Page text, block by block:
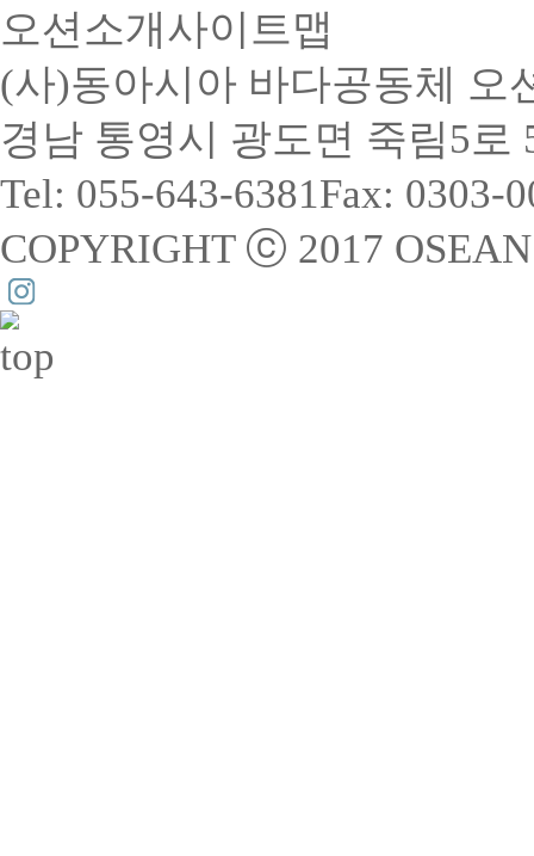
오션소개 사이트맵
(사)동아시아 바다공동체 오
경남 통영시 광도면 죽림5로
Tel: 055-643-6381Fax: 0303-
COPYRIGHT ⓒ 2017